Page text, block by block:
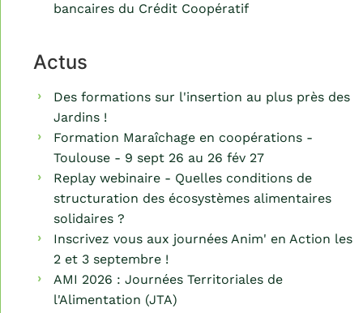
bancaires du Crédit Coopératif
Actus
Des formations sur l'insertion au plus près des
Jardins !
Formation Maraîchage en coopérations -
Toulouse - 9 sept 26 au 26 fév 27
Replay webinaire - Quelles conditions de
structuration des écosystèmes alimentaires
solidaires ?
Inscrivez vous aux journées Anim' en Action les
2 et 3 septembre !
AMI 2026 : Journées Territoriales de
l'Alimentation (JTA)